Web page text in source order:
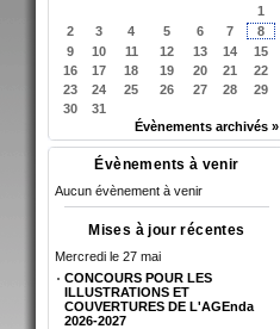
1
2
3 4 5 6 7
8
9
10 11 12 13 14
15
16
17 18 19 20 21
22
23
24 25 26 27 28
29
30
31
Évènements archivés »
Évènements à venir
Aucun évènement à venir
Mises à jour récentes
Mercredi le 27 mai
CONCOURS POUR LES
ILLUSTRATIONS ET
COUVERTURES DE L'AGEnda
2026-2027